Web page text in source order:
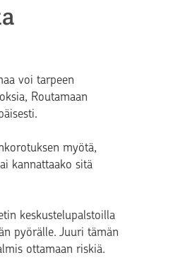
voi tarpeen
Routamaan
myötä,
kannattaako sitä
keskustelupalstoilla
pyörälle. Juuri tämän
ottamaan riskiä.